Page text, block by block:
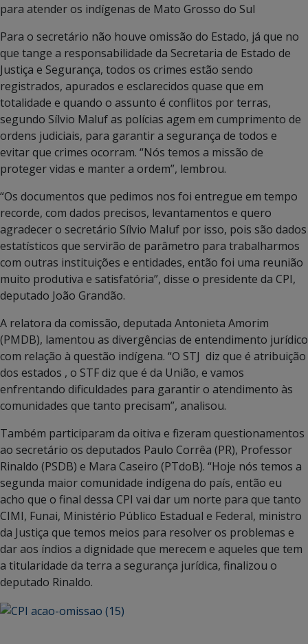
para atender os indígenas de Mato Grosso do Sul
Para o secretário não houve omissão do Estado, já que no
que tange a responsabilidade da Secretaria de Estado de
Justiça e Segurança, todos os crimes estão sendo
registrados, apurados e esclarecidos quase que em
totalidade e quando o assunto é conflitos por terras,
segundo Sílvio Maluf as polícias agem em cumprimento de
ordens judiciais, para garantir a segurança de todos e
evitar que crimes ocorram. “Nós temos a missão de
proteger vidas e manter a ordem”, lembrou.
“Os documentos que pedimos nos foi entregue em tempo
recorde, com dados precisos, levantamentos e quero
agradecer o secretário Sílvio Maluf por isso, pois são dados
estatísticos que servirão de parâmetro para trabalharmos
com outras instituições e entidades, então foi uma reunião
muito produtiva e satisfatória”, disse o presidente da CPI,
deputado João Grandão.
A relatora da comissão, deputada Antonieta Amorim
(PMDB), lamentou as divergências de entendimento jurídico
com relação à questão indígena. “O STJ diz que é atribuição
dos estados , o STF diz que é da União, e vamos
enfrentando dificuldades para garantir o atendimento às
comunidades que tanto precisam”, analisou.
Também participaram da oitiva e fizeram questionamentos
ao secretário os deputados Paulo Corrêa (PR), Professor
Rinaldo (PSDB) e Mara Caseiro (PTdoB). “Hoje nós temos a
segunda maior comunidade indígena do país, então eu
acho que o final dessa CPI vai dar um norte para que tanto
CIMI, Funai, Ministério Público Estadual e Federal, ministro
da Justiça que temos meios para resolver os problemas e
dar aos índios a dignidade que merecem e aqueles que tem
a titularidade da terra a segurança jurídica, finalizou o
deputado Rinaldo.